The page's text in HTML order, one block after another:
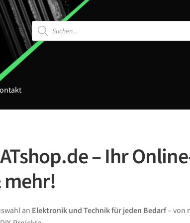
Products
search
– Ihr
mehr!
an Elektronik und Technik für jeden Bedarf– von